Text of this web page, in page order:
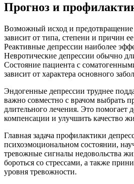
Прогноз и
Возможный исход и предотвращение
зависит от типа, степени и причин
Реактивные депрессии наиболее
Невротические депрессии обычно
Состояние пациента с
зависит от характера основного
Эндогенные депрессии труднее
важно совместно с врачом выбрать
длительного лечения. Это помогает
компенсации и улучшить качество
Главная задача профилактики
психоэмоциональном состоянии,
тревожные сигналы недовольства
бороться со стрессами, а также
уровня тревожности.